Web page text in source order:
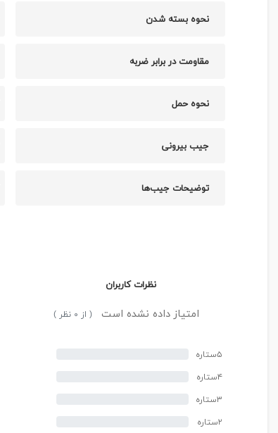
نحوه بسته شدن
مقاومت در برابر ضربه
نحوه حمل
جیب بیرونی
توضیحات جیب‌ها
نظرات کاربران
امتیاز داده نشده است ( از ۰ نظر )
۵ستاره
۴ستاره
۳ستاره
۲ستاره